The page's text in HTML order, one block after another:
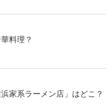
料理？
家系ラーメン店」はどこ？